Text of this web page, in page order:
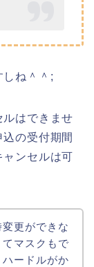
しね＾＾;
はできませ
の受付期間
ンセルは可
更ができな
マスクもで
ードルがか